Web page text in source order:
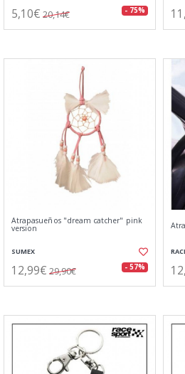
5,10€ 20,14€ - 75%
Atrapasueños "dream catcher" pink
version
SUMEX
12,99€ 29,90€ - 57%